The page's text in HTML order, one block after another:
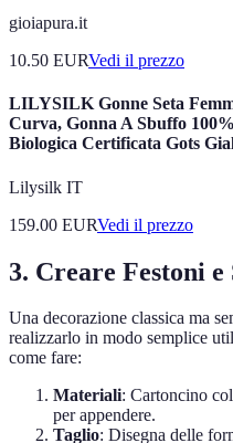
gioiapura.it
10.50 EURVedi il prezzo
LILYSILK Gonne Seta
Curva, Gonna A Sbuffo
Biologica Certificata Gots
Lilysilk IT
159.00 EURVedi il prezzo
3. Creare Festoni
Una decorazione classica ma
realizzarlo in modo semplice
come fare:
Materiali: Cartoncino
per appendere.
Taglio: Disegna delle